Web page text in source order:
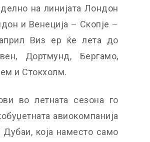
на линијата Лондон
и Венеција – Скопје –
Виз ер ќе лета до
Дортмунд, Бергамо,
и Стокхолм.
во летната сезона го
авиокомпанија
која наместо само